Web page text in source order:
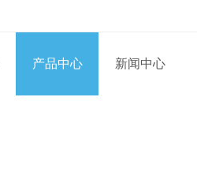
产品中心 新闻中心